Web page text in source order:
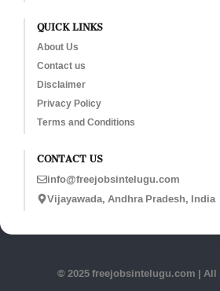
QUICK LINKS
About Us
Contact us
Disclaimer
Privacy Policy
Terms and Conditions
CONTACT US
info@freejobsintelugu.com
Vijayawada, Andhra Pradesh, India
© 2025 freejobsintelugu.com |